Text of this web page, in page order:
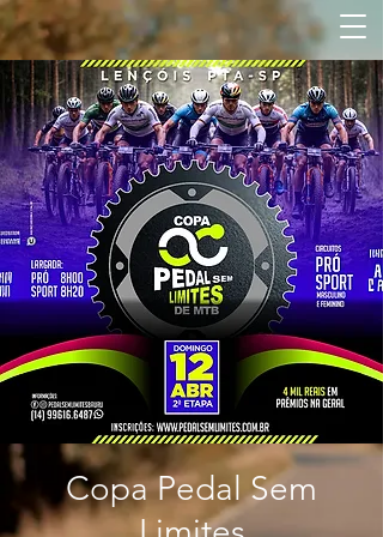
Copa Pedal Sem